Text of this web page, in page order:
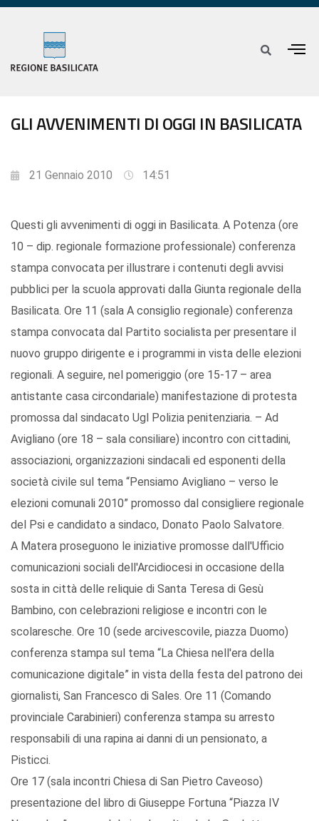
GLI AVVENIMENTI DI OGGI IN BASILICATA
21 Gennaio 2010 14:51
Questi gli avvenimenti di oggi in Basilicata. A Potenza (ore
10 – dip. regionale formazione professionale) conferenza
stampa convocata per illustrare i contenuti degli avvisi
pubblici per la scuola approvati dalla Giunta regionale della
Basilicata. Ore 11 (sala A consiglio regionale) conferenza
stampa convocata dal Partito socialista per presentare il
nuovo gruppo dirigente e i programmi in vista delle elezioni
regionali. A seguire, nel pomeriggio (ore 15-17 – area
antistante casa circondariale) manifestazione di protesta
promossa dal sindacato Ugl Polizia penitenziaria. – Ad
Avigliano (ore 18 – sala consiliare) incontro con cittadini,
associazioni, organizzazioni sindacali ed esponenti della
società civile sul tema “Pensiamo Avigliano – verso le
elezioni comunali 2010” promosso dal consigliere regionale
del Psi e candidato a sindaco, Donato Paolo Salvatore.
A Matera proseguono le iniziative promosse dall'Ufficio
comunicazioni sociali dell'Arcidiocesi in occasione della
sosta in città delle reliquie di Santa Teresa di Gesù
Bambino, con celebrazioni religiose e incontri con le
scolaresche. Ore 10 (sede arcivescovile, piazza Duomo)
conferenza stampa sul tema “La Chiesa nell'era della
comunicazione digitale” in vista della festa del patrono dei
giornalisti, San Francesco di Sales. Ore 11 (Comando
provinciale Carabinieri) conferenza stampa su arresto
responsabili di una rapina ai danni di un pensionato, a
Pisticci.
Ore 17 (sala incontri Chiesa di San Pietro Caveoso)
presentazione del libro di Giuseppe Fortuna “Piazza IV